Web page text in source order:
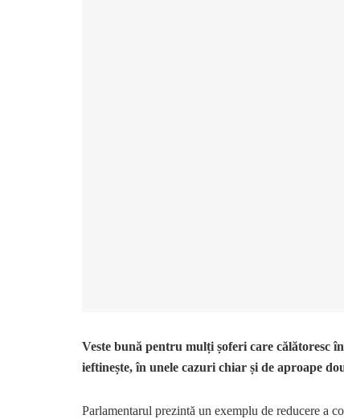
Veste bună pentru mulți șoferi care călătoresc
ieftinește, în unele cazuri chiar și de aproape
Parlamentarul prezintă un exemplu de reducere a